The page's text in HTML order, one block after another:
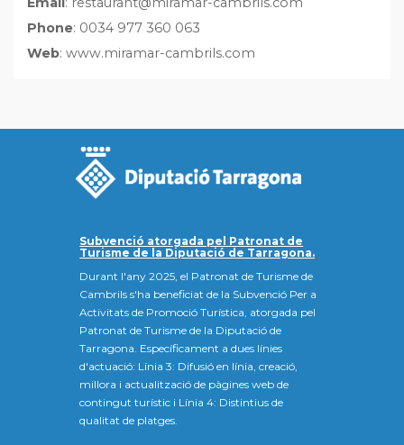
Phone: 0034 977 360 063
Web: www.miramar-cambrils.com
Subvenció atorgada pel Patronat de
Turisme de la Diputació de Tarragona.
Durant l'any 2025, el Patronat de Turisme de
Cambrils s'ha beneficiat de la Subvenció Per a
Activitats de Promoció Turística, atorgada pel
Patronat de Turisme de la Diputació de
Tarragona. Específicament a dues línies
d'actuació: Línia 3: Difusió en línia, creació,
millora i actualització de pàgines web de
contingut turístic i Línia 4: Distintius de
qualitat de platges.